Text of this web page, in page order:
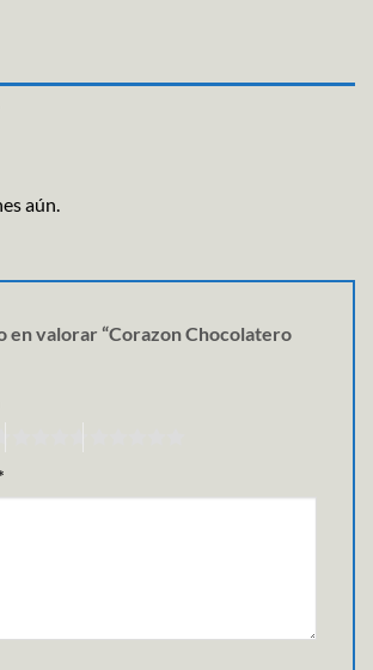
aún.
en valorar “Corazon Chocolatero